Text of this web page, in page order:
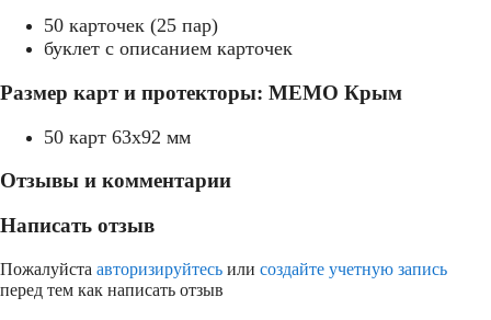
50 карточек (25 пар)
буклет с описанием карточек
Размер карт и протекторы: МЕМО Крым
50 карт 63x92 мм
Отзывы и комментарии
Написать отзыв
Пожалуйста авторизируйтесь или создайте учетную запись
перед тем как написать отзыв